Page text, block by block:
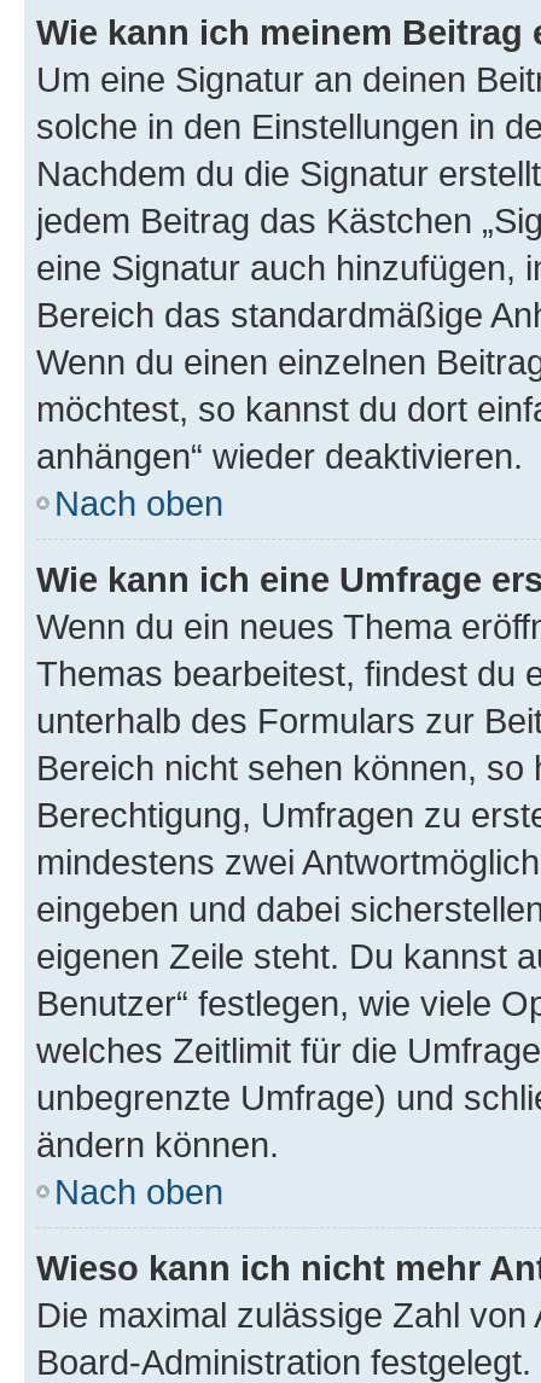
Wie kann ich meinem
Um eine Signatur an deinen
solche in den Einstellungen in
Nachdem du die Signatur
jedem Beitrag das Kästchen
eine Signatur auch hinzufügen,
Bereich das standardmäßige
Wenn du einen einzelnen
möchtest, so kannst du dort
anhängen“ wieder deaktivieren.
Nach oben
Wie kann ich eine Umfrage
Wenn du ein neues Thema
Themas bearbeitest, findest du
unterhalb des Formulars zur
Bereich nicht sehen können,
Berechtigung, Umfragen zu
mindestens zwei
eingeben und dabei
eigenen Zeile steht. Du kannst
Benutzer“ festlegen, wie viele
welches Zeitlimit für die
unbegrenzte Umfrage) und
ändern können.
Nach oben
Wieso kann ich nicht mehr
Die maximal zulässige Zahl
Board-Administration